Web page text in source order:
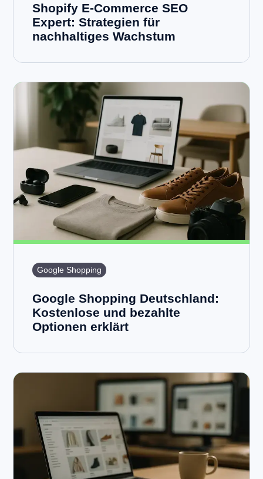
Shopify E-Commerce SEO
Expert: Strategien für
nachhaltiges Wachstum
Google Shopping
Google Shopping Deutschland:
Kostenlose und bezahlte
Optionen erklärt